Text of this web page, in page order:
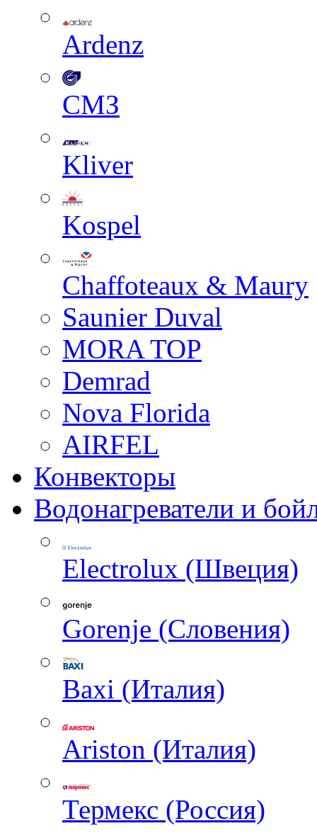
Ardenz
СМЗ
Kliver
Kospel
Chaffoteaux & Maury
Saunier Duval
MORA TOP
Demrad
Nova Florida
AIRFEL
Конвекторы
Водонагреватели и
Electrolux (Швеция)
Gorenje (Словения)
Baxi (Италия)
Ariston (Италия)
Термекс (Россия)